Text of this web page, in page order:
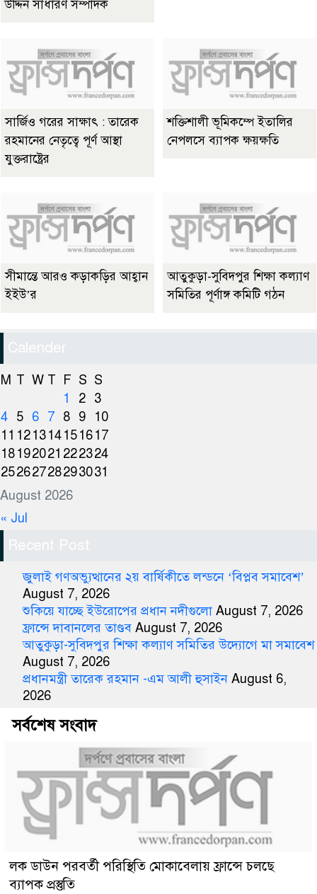
উদ্দিন সাধারণ সম্পাদক
সার্জিও গরের সাক্ষাৎ : তারেক
রহমানের নেতৃত্বে পূর্ণ আস্থা
যুক্তরাষ্ট্রের
শক্তিশালী ভূমিকম্পে ইতালির
নেপলসে ব্যাপক ক্ষয়ক্ষতি
সীমান্তে আরও কড়াকড়ির আহ্বান
ইইউ’র
আতুকুড়া-সুবিদপুর শিক্ষা কল্যাণ
সমিতির পূর্ণাঙ্গ কমিটি গঠন
Calender
August 2026
M T W T F S S
1
2 3
4 5 6 7 8 9
10
11 121314151617
18192021 222324
25262728293031
« Jul
Recent Post
জুলাই গণঅভ্যুত্থানের ২য় বার্ষিকীতে লন্ডনে ‘বিপ্লব সমাবেশ’
August 7, 2026
শুকিয়ে যাচ্ছে ইউরোপের প্রধান নদীগুলো August 7, 2026
ফ্রান্সে দাবানলের তাণ্ডব August 7, 2026
আতুকুড়া-সুবিদপুর শিক্ষা কল্যাণ সমিতির উদ্যোগে মা সমাবেশ
August 7, 2026
প্রধানমন্ত্রী তারেক রহমান -এম আলী হুসাইন August 6,
2026
সর্বশেষ সংবাদ
লক ডাউন পরবর্তী পরিস্থিতি মোকাবেলায় ফ্রান্সে চলছে
ব্যাপক প্রস্তুতি